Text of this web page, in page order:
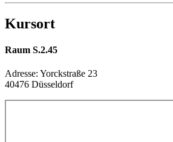
Kursort
Raum S.2.45
Adresse: Yorckstraße 23
40476 Düsseldorf